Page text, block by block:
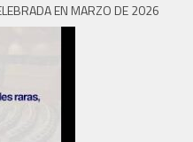
EN MARZO DE 2026